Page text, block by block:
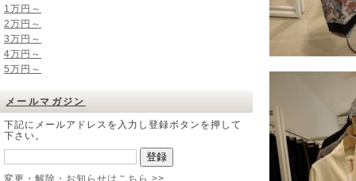
1万円～
2万円～
3万円～
4万円～
5万円～
メールマガジン
下記にメールアドレスを入力し登録ボタンを押して
下さい。
変更・解除・お知らせはこちら >>